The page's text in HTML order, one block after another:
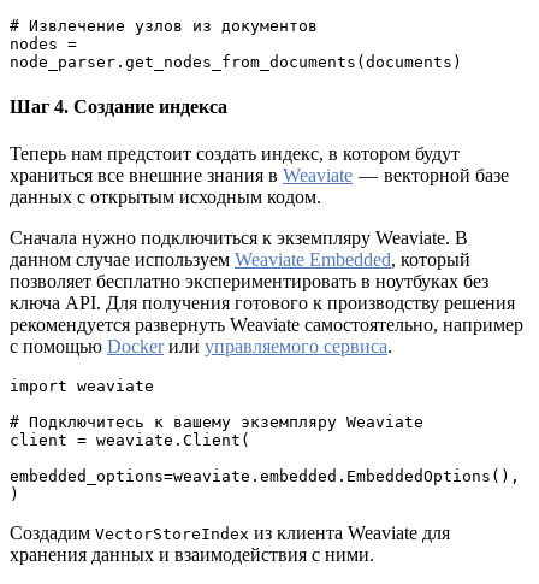
# Извлечение узлов из документов
nodes =
node_parser.get_nodes_from_documents(documents)
Шаг 4. Создание индекса
Теперь нам предстоит создать индекс, в котором будут
храниться все внешние знания в Weaviate — векторной базе
данных с открытым исходным кодом.
Сначала нужно подключиться к экземпляру Weaviate. В
данном случае используем Weaviate Embedded, который
позволяет бесплатно экспериментировать в ноутбуках без
ключа API. Для получения готового к производству решения
рекомендуется развернуть Weaviate самостоятельно, например
с помощью Dockerили управляемого сервиса.
import weaviate
# Подключитесь к вашему экземпляру Weaviate
client = weaviate.Client(
embedded_options=weaviate.embedded.EmbeddedOptions(),
)
Создадим VectorStoreIndex из клиента Weaviate для
хранения данных и взаимодействия с ними.